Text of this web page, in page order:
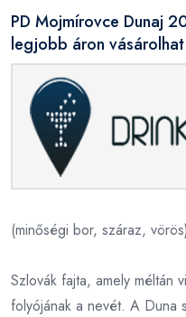
PD Mojmírovce Dunaj
legjobb áron
(minőségi bor, száraz, vörös)
Szlovák fajta, amely méltán
folyójának a nevét. A Duna